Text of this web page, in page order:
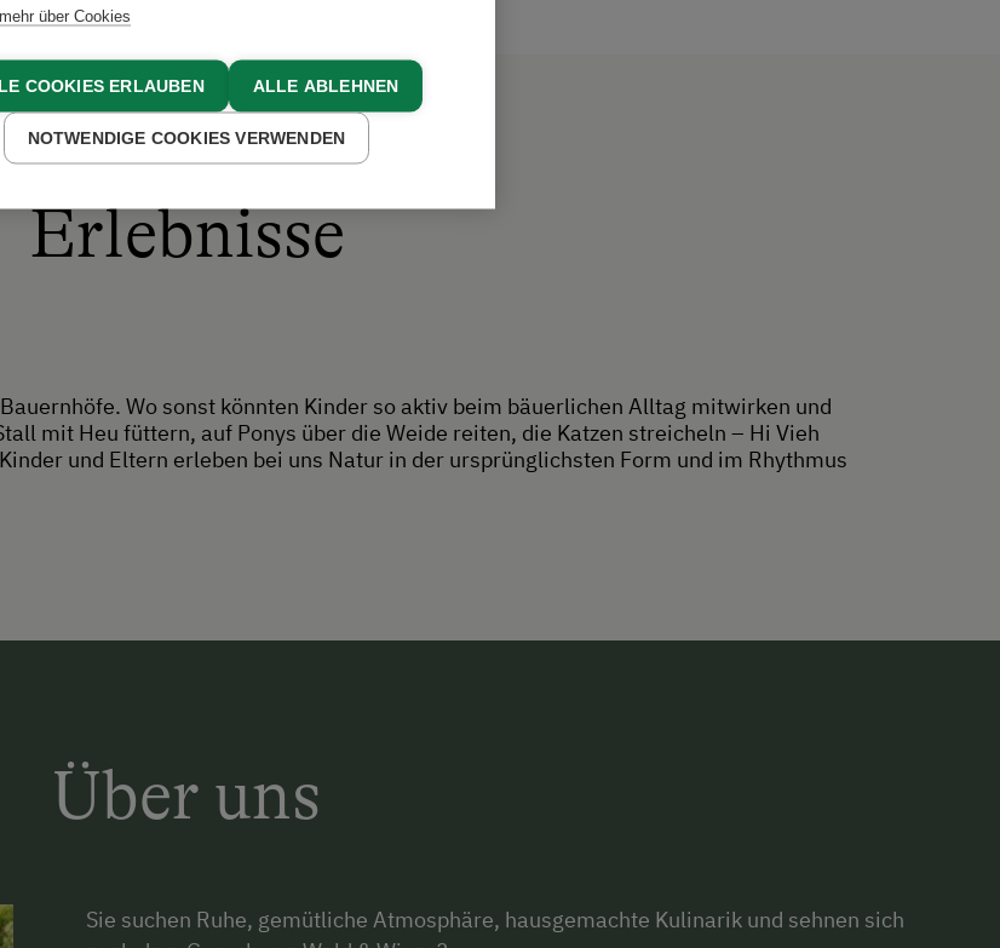
Erlebnisse
Wo sonst könnten Kinder so aktiv beim bäuerlichen Alltag mitwirken und
mit Heu füttern, auf Ponys über die Weide reiten, die Katzen streicheln – Hi Vieh
und Eltern erleben bei uns Natur in der ursprünglichsten Form und im Rhythmus
Über uns
Sie suchen Ruhe, gemütliche Atmosphäre, hausgemachte Kulinarik und sehnen sich
über Cookies
COOKIES ERLAUBEN ALLE ABLEHNEN
NOTWENDIGE COOKIES VERWENDEN